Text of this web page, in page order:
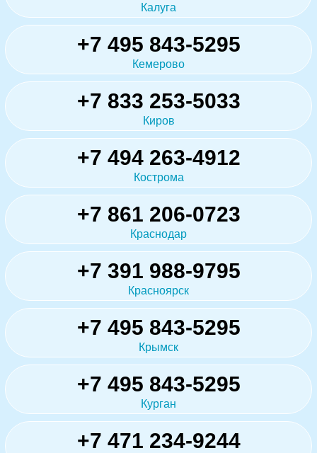
Калуга
+7 495 843-5295
Кемерово
+7 833 253-5033
Киров
+7 494 263-4912
Кострома
+7 861 206-0723
Краснодар
+7 391 988-9795
Красноярск
+7 495 843-5295
Крымск
+7 495 843-5295
Курган
+7 471 234-9244